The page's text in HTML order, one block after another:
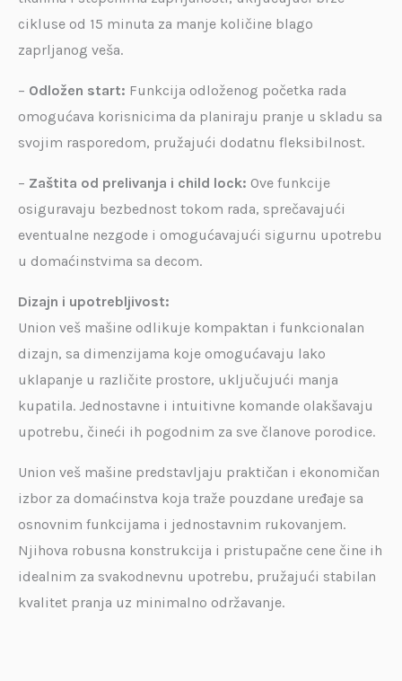
cikluse od 15 minuta za manje količine blago
zaprljanog veša.
– Odložen start: Funkcija odloženog početka rada
omogućava korisnicima da planiraju pranje u skladu sa
svojim rasporedom, pružajući dodatnu fleksibilnost.
– Zaštita od prelivanja i child lock: Ove funkcije
osiguravaju bezbednost tokom rada, sprečavajući
eventualne nezgode i omogućavajući sigurnu upotrebu
u domaćinstvima sa decom.
Dizajn i upotrebljivost:
Union veš mašine odlikuje kompaktan i funkcionalan
dizajn, sa dimenzijama koje omogućavaju lako
uklapanje u različite prostore, uključujući manja
kupatila. Jednostavne i intuitivne komande olakšavaju
upotrebu, čineći ih pogodnim za sve članove porodice.
Union veš mašine predstavljaju praktičan i ekonomičan
izbor za domaćinstva koja traže pouzdane uređaje sa
osnovnim funkcijama i jednostavnim rukovanjem.
Njihova robusna konstrukcija i pristupačne cene čine ih
idealnim za svakodnevnu upotrebu, pružajući stabilan
kvalitet pranja uz minimalno održavanje.